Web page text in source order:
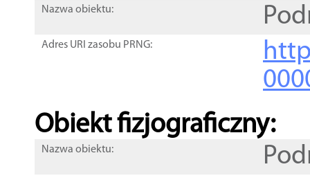
Nazwa obiektu:
Adres URI zasobu PRNG:
Obiekt fizjograficzny:
Nazwa obiektu: